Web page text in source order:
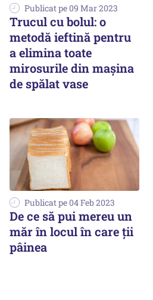
Publicat pe 09 Mar 2023
Trucul cu bolul: o
metodă ieftină pentru
a elimina toate
mirosurile din mașina
de spălat vase
Publicat pe 04 Feb 2023
De ce să pui mereu un
măr în locul în care ții
pâinea